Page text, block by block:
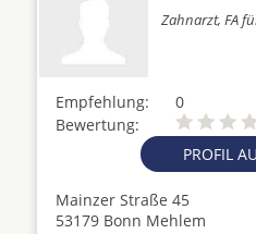
Zahnarzt, FA
Empfehlung:
0
Bewertung:
PROFIL
Mainzer Straße 45
53179 Bonn Mehlem